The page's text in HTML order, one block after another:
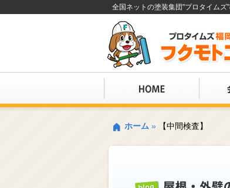
全国ネットの塗装集団"プロタイム
ホーム » 【中間検査】